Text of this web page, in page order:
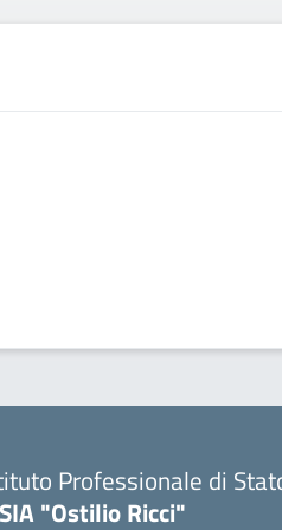
Professionale di
"Ostilio Ricci"